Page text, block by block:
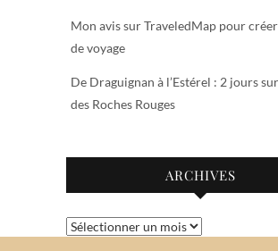
Mon avis sur TraveledMap pour
de voyage
De Draguignan à l’Estérel : 2 jours
des Roches Rouges
ARCHIVES
Archives